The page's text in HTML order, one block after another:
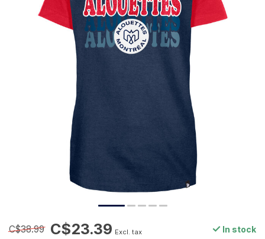
C$38.99 C$23.39 Excl. tax In stock